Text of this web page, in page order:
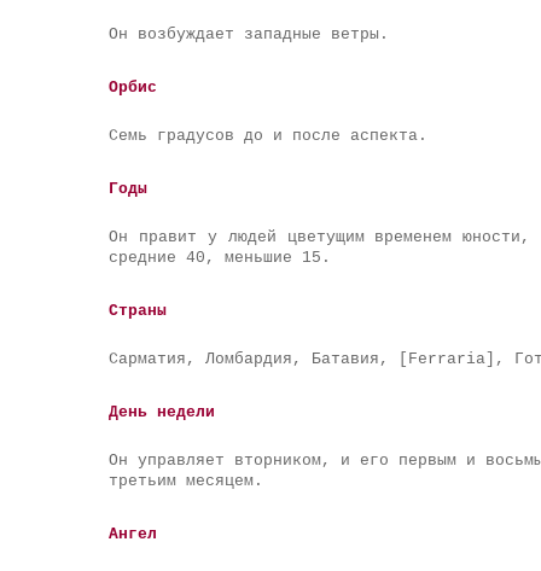
Он возбуждает западные ветры.
Орбис
Семь градусов до и после аспекта.
Годы
Он правит у людей цветущим временем
средние 40, меньшие 15.
Страны
Сарматия, Ломбардия, Батавия, [Ferraria],
День недели
Он управляет вторником, и его первым и
третьим месяцем.
Ангел